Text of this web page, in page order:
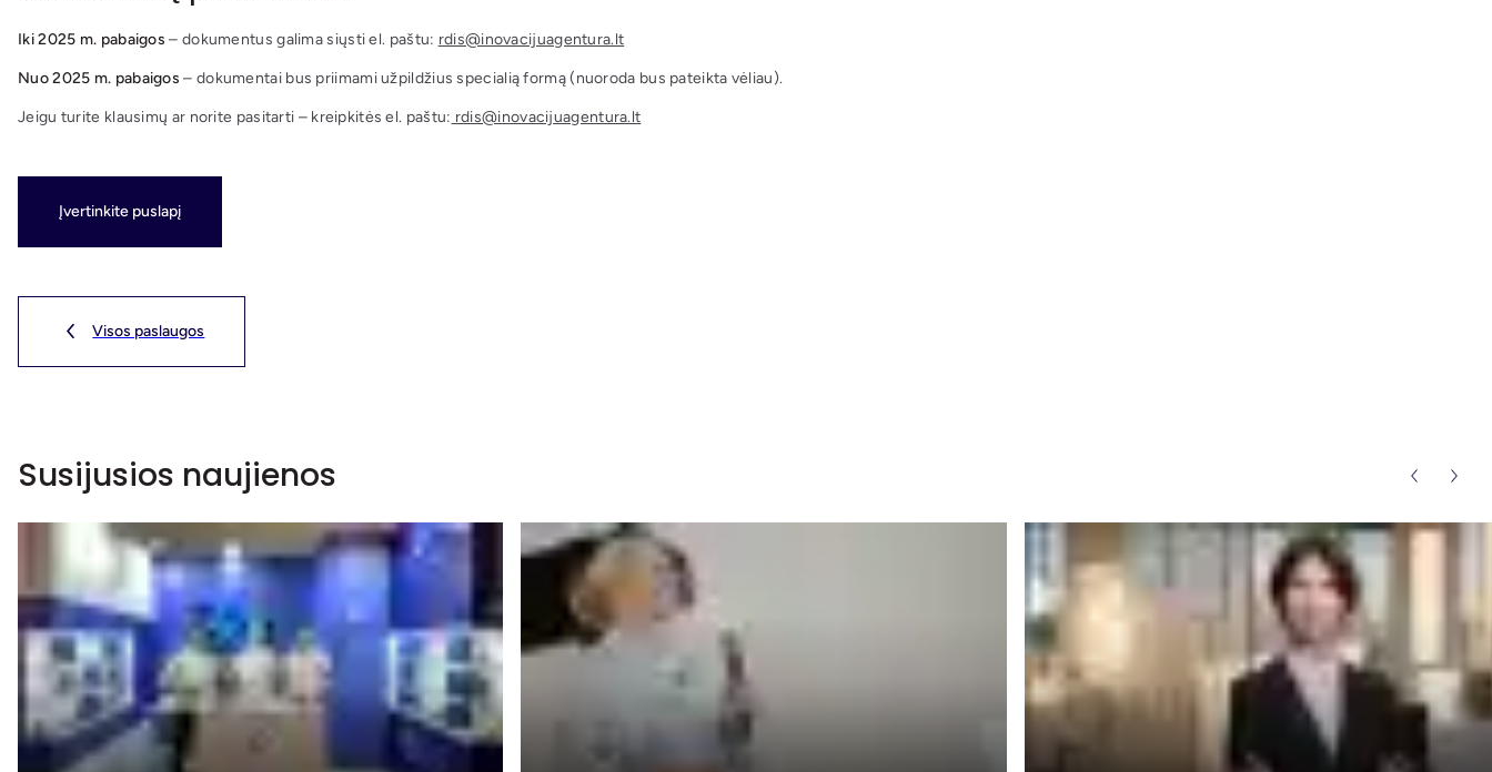
Iki 2025 m. pabaigos – dokumentus galima siųsti el. paštu: rdis@inovacijuagentura.lt
Nuo 2025 m. pabaigos– dokumentai bus priimami užpildžius specialią formą (nuoroda bus pateikta vėliau).
Jeigu turite klausimų ar norite pasitarti – kreipkitės el. paštu: rdis@inovacijuagentura.lt
Įvertinkite puslapį
Visos paslaugos
Susijusios naujienos